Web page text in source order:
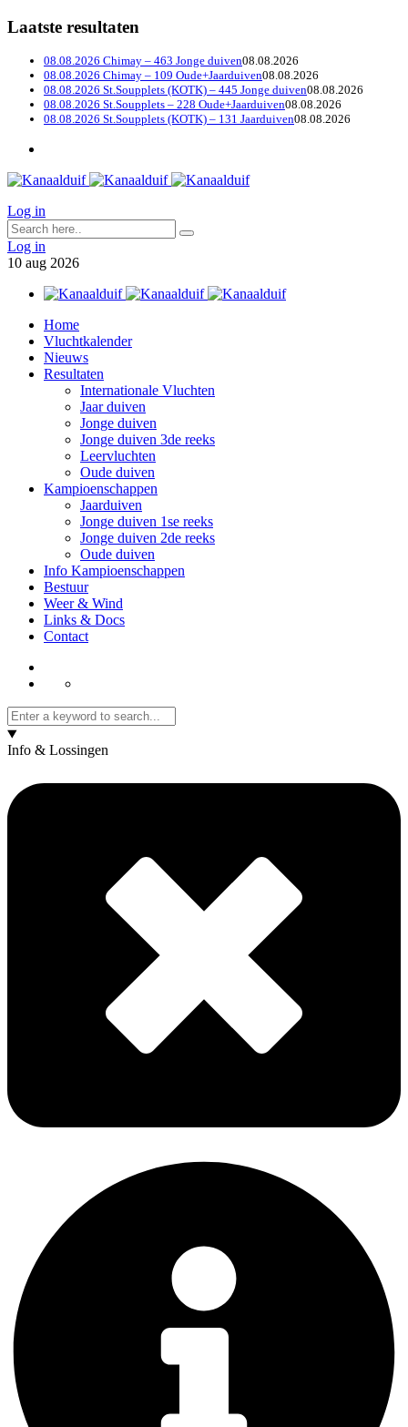
Laatste resultaten
08.08.2026 Chimay – 463 Jonge duiven08.08.2026
08.08.2026 Chimay – 109 Oude+Jaarduiven08.08.2026
08.08.2026 St.Soupplets (KOTK) – 445 Jonge duiven08.08.2026
08.08.2026 St.Soupplets – 228 Oude+Jaarduiven08.08.2026
08.08.2026 St.Soupplets (KOTK) – 131 Jaarduiven08.08.2026
Log in
Log in
10 aug 2026
Home
Vluchtkalender
Nieuws
Resultaten
Internationale Vluchten
Jaar duiven
Jonge duiven
Jonge duiven 3de reeks
Leervluchten
Oude duiven
Kampioenschappen
Jaarduiven
Jonge duiven 1se reeks
Jonge duiven 2de reeks
Oude duiven
Info Kampioenschappen
Bestuur
Weer & Wind
Links & Docs
Contact
Info & Lossingen